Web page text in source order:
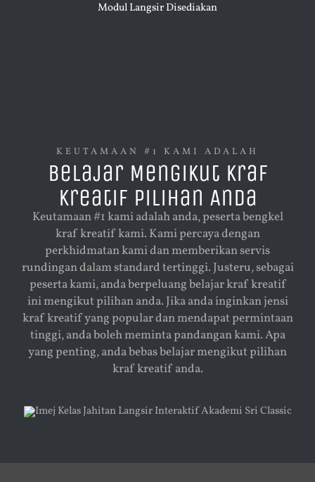
Modul Langsir Disediakan
KEUTAMAAN #1 KAMI ADALAH
Belajar Mengikut Kraf
Kreatif Pilihan Anda
Keutamaan #1 kami adalah anda, peserta bengkel
kraf kreatif kami. Kami percaya dengan
perkhidmatan kami dan memberikan servis
rundingan dalam standard tertinggi. Justeru, sebagai
peserta kami, anda berpeluang belajar kraf kreatif
ini mengikut pilihan anda. Jika anda inginkan jensi
kraf kreatif yang popular dan mendapat permintaan
tinggi, anda boleh meminta pandangan kami. Apa
yang penting, anda bebas belajar mengikut pilihan
kraf kreatif anda.